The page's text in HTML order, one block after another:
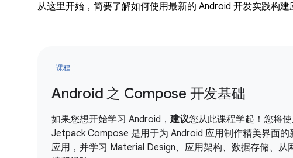
从这里开始，简要了解如何使用最新的 Android 开发实践构建
课程
Android 之 Compose 开发基础
如果您想开始学习 Android，建议您从此课程学起！您将
Jetpack Compose 是用于为 Android 应用制作精美界面
应用，并学习 Material Design、应用架构、数据存储、